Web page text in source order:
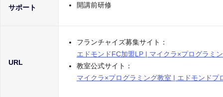
サポート 開講前研修
URL
フランチャイズ募集サイト：
エドモンドFC加盟LP | マイクラ×プログラミ
教室公式サイト：
マイクラ×プログラミング教室 | エドモンドプ